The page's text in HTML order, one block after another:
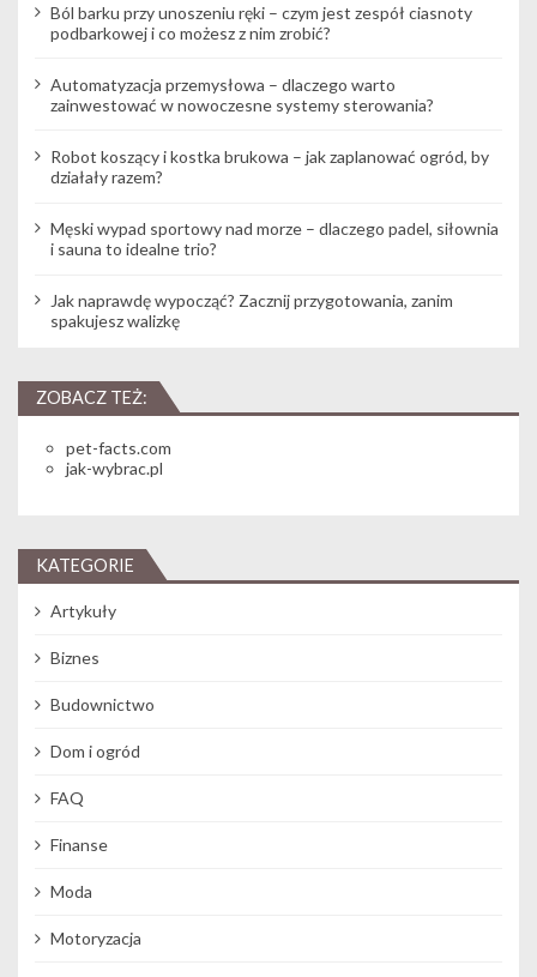
Ból barku przy unoszeniu ręki – czym jest zespół ciasnoty
podbarkowej i co możesz z nim zrobić?
Automatyzacja przemysłowa – dlaczego warto
zainwestować w nowoczesne systemy sterowania?
Robot koszący i kostka brukowa – jak zaplanować ogród, by
działały razem?
Męski wypad sportowy nad morze – dlaczego padel, siłownia
i sauna to idealne trio?
Jak naprawdę wypocząć? Zacznij przygotowania, zanim
spakujesz walizkę
ZOBACZ TEŻ:
pet-facts.com
jak-wybrac.pl
KATEGORIE
Artykuły
Biznes
Budownictwo
Dom i ogród
FAQ
Finanse
Moda
Motoryzacja